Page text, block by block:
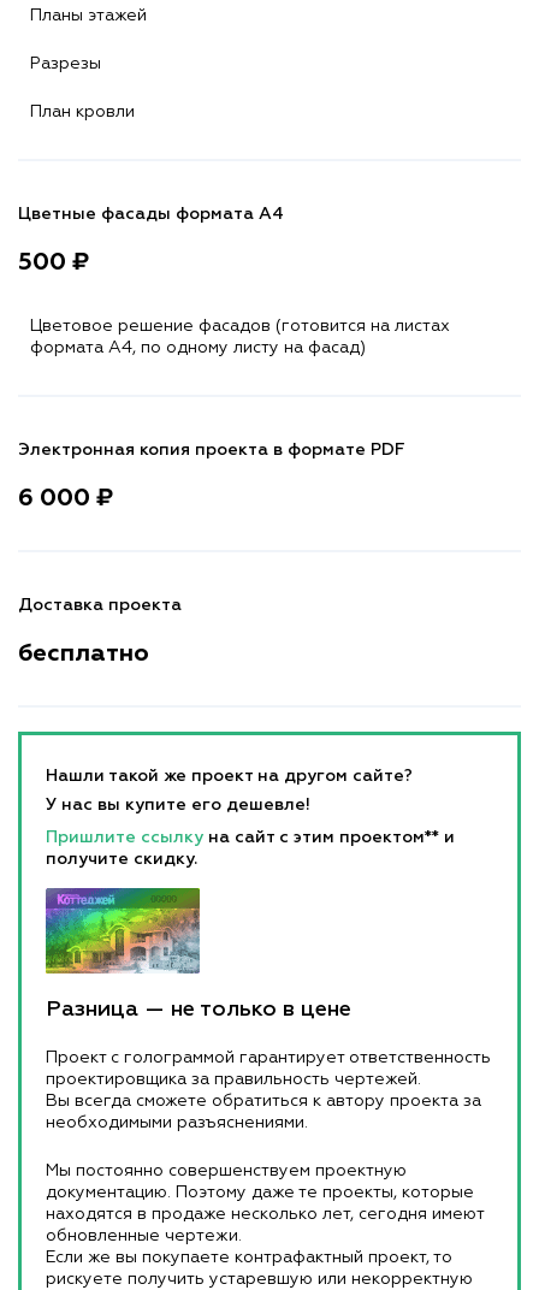
Планы этажей
Разрезы
План кровли
Цветные фасады формата А4
500 ₽
Цветовое решение фасадов (готовится на листах
формата A4, по одному листу на фасад)
Электронная копия проекта в формате PDF
6 000 ₽
Доставка проекта
бесплатно
Нашли такой же проект на другом сайте?
У нас вы купите его дешевле!
Пришлите ссылку на сайт с этим проектом** и
получите скидку.
Разница — не только в цене
Проект с голограммой гарантирует ответственность
проектировщика за правильность чертежей.
Вы всегда сможете обратиться к автору проекта за
необходимыми разъяснениями.
Мы постоянно совершенствуем проектную
документацию. Поэтому даже те проекты, которые
находятся в продаже несколько лет, сегодня имеют
обновленные чертежи.
Если же вы покупаете контрафактный проект, то
рискуете получить устаревшую или некорректную